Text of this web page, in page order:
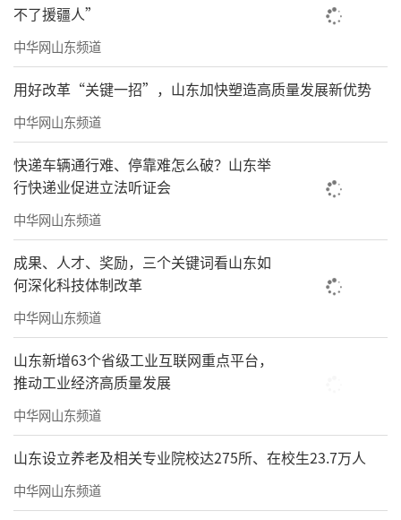
不了援疆人”
中华网山东频道
用好改革“关键一招”，山东加快塑造高质量发展新优势
中华网山东频道
快递车辆通行难、停靠难怎么破？山东举
行快递业促进立法听证会
中华网山东频道
成果、人才、奖励，三个关键词看山东如
何深化科技体制改革
中华网山东频道
山东新增63个省级工业互联网重点平台，
推动工业经济高质量发展
中华网山东频道
山东设立养老及相关专业院校达275所、在校生23.7万人
中华网山东频道